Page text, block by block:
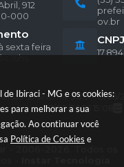
Ibiraci - MG e os cookies:
para melhorar a sua
Ao continuar você
Política de Cookies e
912
000
ov.br
sexta feira
16hs.
CNPJ
do Sistema:3.5.3 - 19/06/
em:07/08/2026 15:08
- 2006-2026. Todos os
-